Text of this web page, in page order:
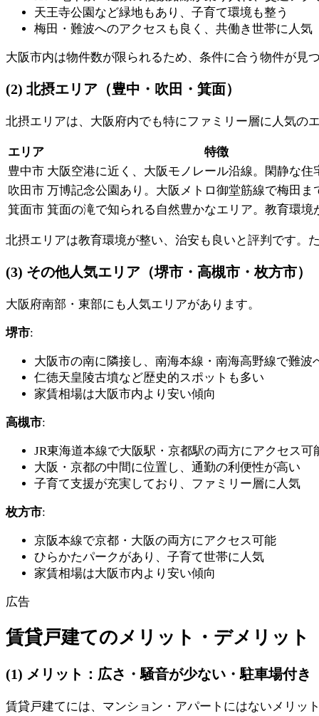
天王寺公園など緑地もあり、子育て環境も整う
梅田・難波へのアクセスも良く、共働き世帯に人気
大阪市内は物件数が限られるため、条件に合う物件が見
(2) 北摂エリア（豊中・吹田・箕面）
北摂エリアは、大阪府内でも特にファミリー層に人気の
エリア
特徴
豊中市 大阪空港に近く、大阪モノレール沿線。閑静な住
吹田市 万博記念公園あり。大阪メトロ御堂筋線で梅田ま
箕面市 箕面の滝で知られる自然豊かなエリア。教育環境
北摂エリアは教育環境が整い、治安も良いと評判です。
(3) その他人気エリア（堺市・高槻市・枚方市）
大阪府南部・東部にも人気エリアがあります。
堺市:
大阪市の南に隣接し、南海本線・南海高野線で難波
仁徳天皇陵古墳など歴史的スポットも多い
家賃相場は大阪市内より安い傾向
高槻市:
JR東海道本線で大阪駅・京都駅の両方にアクセス可
大阪・京都の中間に位置し、通勤の利便性が高い
子育て支援が充実しており、ファミリー層に人気
枚方市:
京阪本線で京都・大阪の両方にアクセス可能
ひらかたパークがあり、子育て世帯に人気
家賃相場は大阪市内より安い傾向
広告
賃貸戸建てのメリット・デメリット
(1) メリット：広さ・騒音が少ない・駐車場付き
賃貸戸建てには、マンション・アパートにはないメリッ